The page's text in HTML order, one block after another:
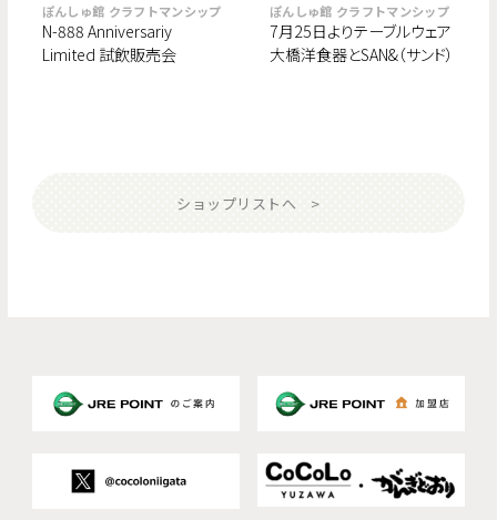
ぽんしゅ館 クラフトマンシップ
N-888 Anniversariy
Limited 試飲販売会
ぽんしゅ館 クラフトマンシップ
7月25日よりテーブルウェア
大橋洋食器とSAN&（サンド）
ショップリストへ